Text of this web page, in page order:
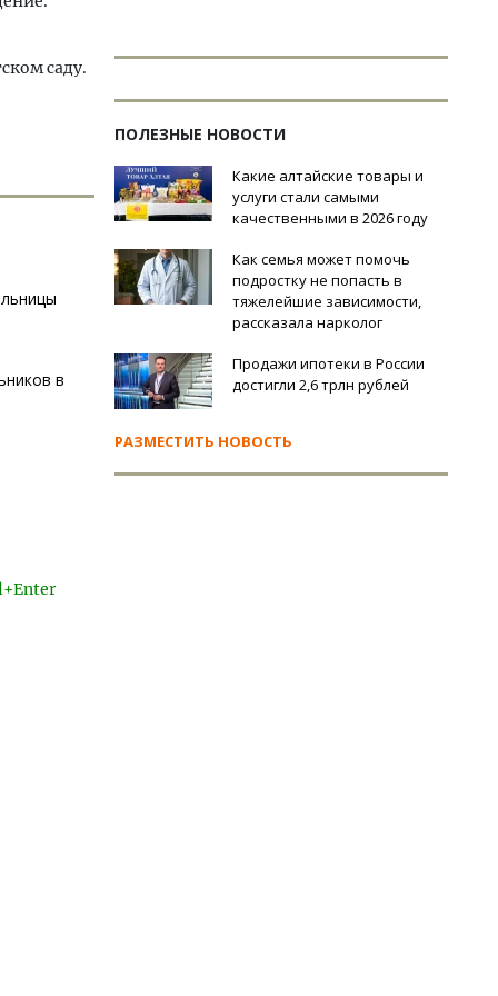
саду.
в
ПОЛЕЗНЫЕ НОВОСТИ
Какие алтайские товары и
услуги стали самыми
качественными в 2026 году
Как семья может помочь
подростку не попасть в
тяжелейшие зависимости,
рассказала нарколог
Продажи ипотеки в России
достигли 2,6 трлн рублей
РАЗМЕСТИТЬ НОВОСТЬ